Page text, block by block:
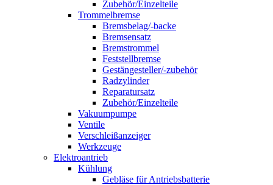
Zubehör/Einzelteile
Trommelbremse
Bremsbelag/-backe
Bremsensatz
Bremstrommel
Feststellbremse
Gestängesteller/-zubehör
Radzylinder
Reparatursatz
Zubehör/Einzelteile
Vakuumpumpe
Ventile
Verschleißanzeiger
Werkzeuge
Elektroantrieb
Kühlung
Gebläse für Antriebsbatterie